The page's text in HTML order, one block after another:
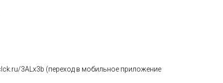
3ALx3b (переход в мобильное приложение